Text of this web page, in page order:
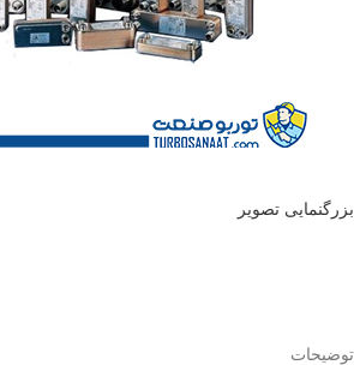
بزرگنمایی تصویر
توضیحات